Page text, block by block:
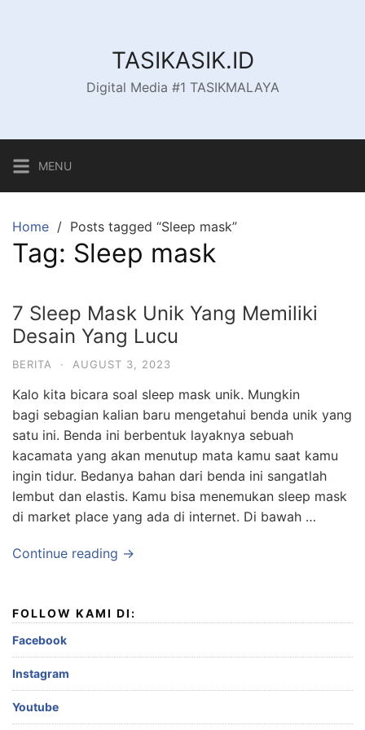
TASIKASIK.ID
Digital Media #1 TASIKMALAYA
MENU
Home Posts tagged “Sleep mask”
Tag: Sleep mask
7 Sleep Mask Unik Yang Memiliki
Desain Yang Lucu
BERITA · AUGUST 3, 2023
Kalo kita bicara soal sleep mask unik. Mungkin
bagi sebagian kalian baru mengetahui benda unik yang
satu ini. Benda ini berbentuk layaknya sebuah
kacamata yang akan menutup mata kamu saat kamu
ingin tidur. Bedanya bahan dari benda ini sangatlah
lembut dan elastis. Kamu bisa menemukan sleep mask
di market place yang ada di internet. Di bawah …
Continue reading →
FOLLOW KAMI DI:
Facebook
Instagram
Youtube